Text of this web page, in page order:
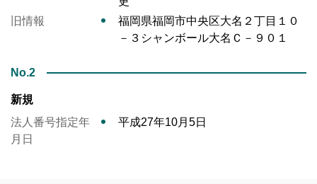
旧情報
福岡県福岡市中央区大名２丁目１０
－３シャンボール大名Ｃ－９０１
No.2
新規
法人番号指定年
月日
平成27年10月5日